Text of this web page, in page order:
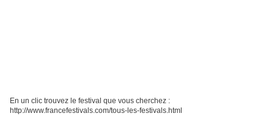
En un clic trouvez le festival que vous cherchez :
http://www.francefestivals.com/tous-les-festivals.html